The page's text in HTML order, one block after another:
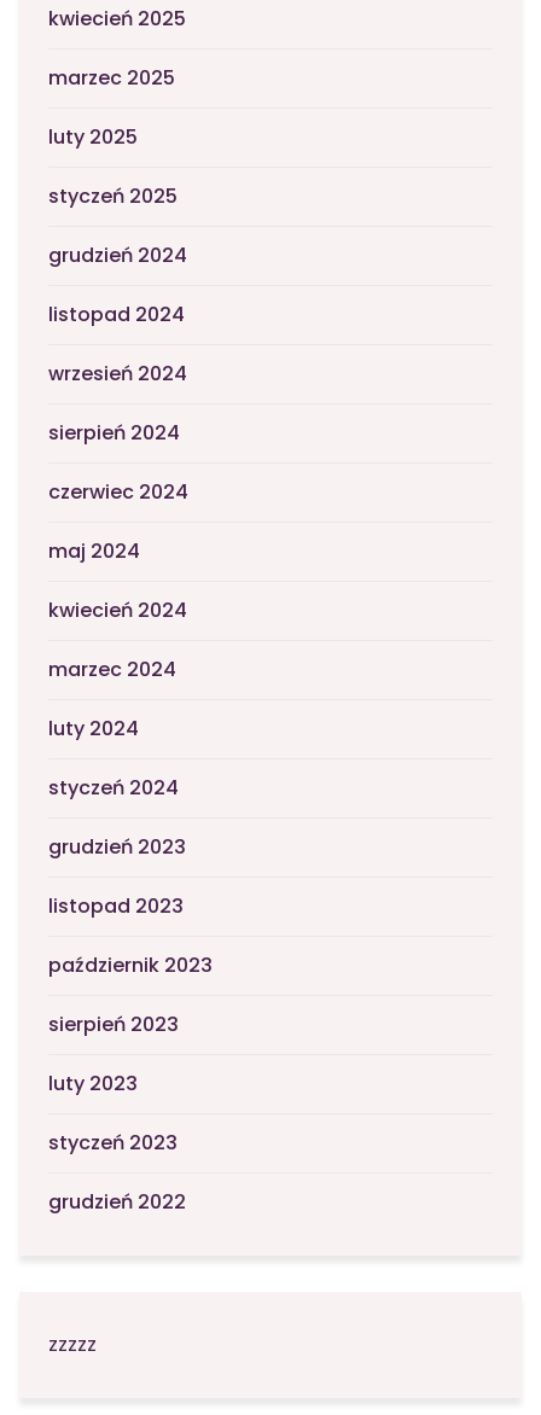
kwiecień 2025
marzec 2025
luty 2025
styczeń 2025
grudzień 2024
listopad 2024
wrzesień 2024
sierpień 2024
czerwiec 2024
maj 2024
kwiecień 2024
marzec 2024
luty 2024
styczeń 2024
grudzień 2023
listopad 2023
październik 2023
sierpień 2023
luty 2023
styczeń 2023
grudzień 2022
zzzzz